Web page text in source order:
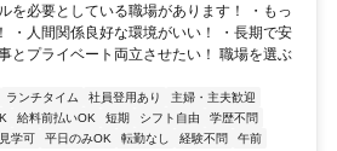
を必要としている職場があります！ ・もっ
・人間関係良好な環境がいい！ ・長期で安
とプライベート両立させたい！ 職場を選ぶ
ランチタイム 社員登用あり
主婦・主夫歓迎
給料前払いOK 短期 シフト自由
学歴不問
学可 平日のみOK 転勤なし 経験不問
午前